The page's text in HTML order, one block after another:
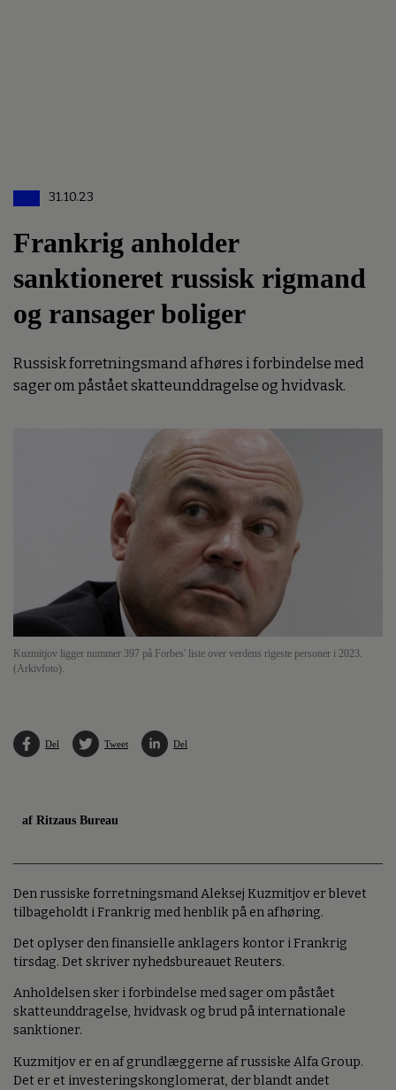
31.10.23
Frankrig anholder
sanktioneret russisk rigmand
og ransager boliger
Russisk forretningsmand afhøres i forbindelse med
sager om påstået skatteunddragelse og hvidvask.
Kuzmitjov ligger nummer 397 på Forbes' liste over verdens rigeste personer i 2023.
(Arkivfoto).
Del Tweet Del
af Ritzaus Bureau
Den russiske forretningsmand Aleksej Kuzmitjov er blevet
tilbageholdt i Frankrig med henblik på en afhøring.
Det oplyser den finansielle anklagers kontor i Frankrig
tirsdag. Det skriver nyhedsbureauet Reuters.
Anholdelsen sker i forbindelse med sager om påstået
skatteunddragelse, hvidvask og brud på internationale
sanktioner.
Kuzmitjov er en af grundlæggerne af russiske Alfa Group.
Det er et investeringskonglomerat, der blandt andet